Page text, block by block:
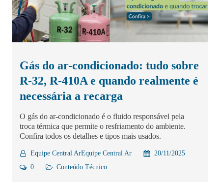
Gás do ar-condicionado: tudo sobre
R-32, R-410A e quando realmente é
necessária a recarga
O gás do ar-condicionado é o fluido responsável pela
troca térmica que permite o resfriamento do ambiente.
Confira todos os detalhes e tipos mais usados.
Equipe Central ArEquipe Central Ar
20/11/2025
0
Conteúdo Técnico